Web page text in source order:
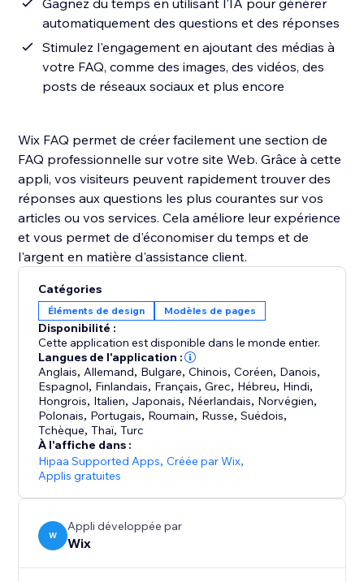
Gagnez du temps en utilisant l'IA pour générer
automatiquement des questions et des réponses
Stimulez l'engagement en ajoutant des médias à
votre FAQ, comme des images, des vidéos, des
posts de réseaux sociaux et plus encore
Wix FAQ permet de créer facilement une section de
FAQ professionnelle sur votre site Web. Grâce à cette
appli, vos visiteurs peuvent rapidement trouver des
réponses aux questions les plus courantes sur vos
articles ou vos services. Cela améliore leur expérience
et vous permet de d'économiser du temps et de
l'argent en matière d'assistance client.
Catégories
Éléments de design Modèles de pages
Disponibilité :
Cette application est disponible dans le monde entier.
Langues de l'application :
Anglais, Allemand, Bulgare,Chinois,Coréen, Danois,
Espagnol, Finlandais, Français,Grec, Hébreu, Hindi,
Hongrois, Italien, Japonais, Néerlandais, Norvégien,
Polonais, Portugais, Roumain, Russe,Suédois,
Tchèque,Thaï,Turc
À l'affiche dans :
Hipaa Supported Apps,Créée par Wix,
Applis gratuites
W
Appli développée par
Wix